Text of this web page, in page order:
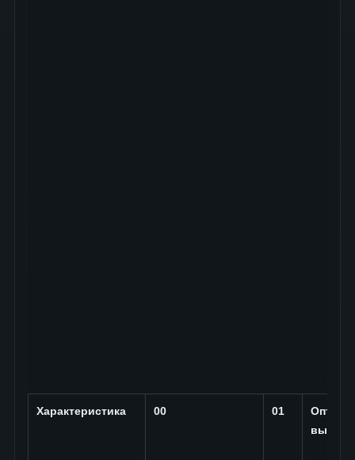
Характеристика 00 01
выбор